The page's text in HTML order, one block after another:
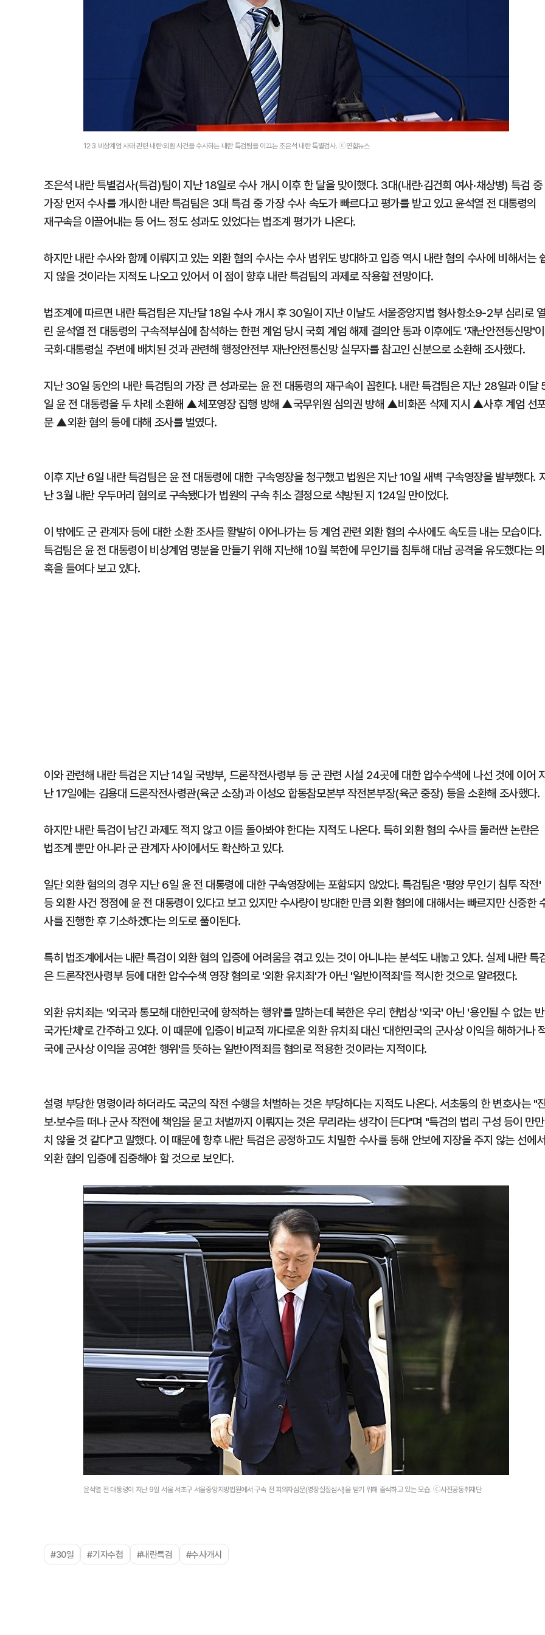
12·3 비상계엄 사태 관련 내란·외환 사건을 수사하는 내란 특검팀을 이끄는 조은석 내란 특별검사. ⓒ연합뉴스
조은석 내란 특별검사(특검)팀이 지난 18일로 수사 개시 이후 한 달을 맞이했다. 3대(내란·김건희 여사·채상병) 특검 중
가장 먼저 수사를 개시한 내란 특검팀은 3대 특검 중 가장 수사 속도가 빠르다고 평가를 받고 있고 윤석열 전 대통령의
재구속을 이끌어내는 등 어느 정도 성과도 있었다는 법조계 평가가 나온다.
하지만 내란 수사와 함께 이뤄지고 있는 외환 혐의 수사는 수사 범위도 방대하고 입증 역시 내란 혐의 수사에 비해서는
지 않을 것이라는 지적도 나오고 있어서 이 점이 향후 내란 특검팀의 과제로 작용할 전망이다.
법조계에 따르면 내란 특검팀은 지난달 18일 수사 개시 후 30일이 지난 이날도 서울중앙지법 형사항소9-2부 심리로
린 윤석열 전 대통령의 구속적부심에 참석하는 한편 계엄 당시 국회 계엄 해제 결의안 통과 이후에도 '재난안전통신망'이
국회·대통령실 주변에 배치된 것과 관련해 행정안전부 재난안전통신망 실무자를 참고인 신분으로 소환해 조사했다.
지난 30일 동안의 내란 특검팀의 가장 큰 성과로는 윤 전 대통령의 재구속이 꼽힌다. 내란 특검팀은 지난 28일과 이달
일 윤 전 대통령을 두 차례 소환해 ▲체포영장 집행 방해 ▲국무위원 심의권 방해 ▲비화폰 삭제 지시 ▲사후 계엄 선
문 ▲외환 혐의 등에 대해 조사를 벌였다.
이후 지난 6일 내란 특검팀은 윤 전 대통령에 대한 구속영장을 청구했고 법원은 지난 10일 새벽 구속영장을 발부했다.
난 3월 내란 우두머리 혐의로 구속됐다가 법원의 구속 취소 결정으로 석방된 지 124일 만이었다.
이 밖에도 군 관계자 등에 대한 소환 조사를 활발히 이어나가는 등 계엄 관련 외환 혐의 수사에도 속도를 내는 모습이다.
특검팀은 윤 전 대통령이 비상계엄 명분을 만들기 위해 지난해 10월 북한에 무인기를 침투해 대남 공격을 유도했다는 의
혹을 들여다 보고 있다.
이와 관련해 내란 특검은 지난 14일 국방부, 드론작전사령부 등 군 관련 시설 24곳에 대한 압수수색에 나선 것에 이어
난 17일에는 김용대 드론작전사령관(육군 소장)과 이성오 합동참모본부 작전본부장(육군 중장) 등을 소환해 조사했다.
하지만 내란 특검이 남긴 과제도 적지 않고 이를 돌아봐야 한다는 지적도 나온다. 특히 외환 혐의 수사를 둘러싼 논란은
법조계 뿐만 아니라 군 관계자 사이에서도 확산하고 있다.
일단 외환 혐의의 경우 지난 6일 윤 전 대통령에 대한 구속영장에는 포함되지 않았다. 특검팀은 '평양 무인기 침투 작전'
등 외환 사건 정점에 윤 전 대통령이 있다고 보고 있지만 수사량이 방대한 만큼 외환 혐의에 대해서는 빠르지만 신중한
사를 진행한 후 기소하겠다는 의도로 풀이된다.
특히 법조계에서는 내란 특검이 외환 혐의 입증에 어려움을 겪고 있는 것이 아니냐는 분석도 내놓고 있다. 실제 내란 특
은 드론작전사령부 등에 대한 압수수색 영장 혐의로 '외환 유치죄'가 아닌 '일반이적죄'를 적시한 것으로 알려졌다.
외환 유치죄는 '외국과 통모해 대한민국에 항적하는 행위'를 말하는데 북한은 우리 헌법상 '외국' 아닌 '용인될 수 없는 반
국가단체'로 간주하고 있다. 이 때문에 입증이 비교적 까다로운 외환 유치죄 대신 '대한민국의 군사상 이익을 해하거나
국에 군사상 이익을 공여한 행위'를 뜻하는 일반이적죄를 혐의로 적용한 것이라는 지적이다.
설령 부당한 명령이라 하더라도 국군의 작전 수행을 처벌하는 것은 부당하다는 지적도 나온다. 서초동의 한 변호사는 "
보·보수를 떠나 군사 작전에 책임을 묻고 처벌까지 이뤄지는 것은 무리라는 생각이 든다"며 "특검의 법리 구성 등이 만만
치 않을 것 같다"고 말했다. 이 때문에 향후 내란 특검은 공정하고도 치밀한 수사를 통해 안보에 지장을 주지 않는 선에
외환 혐의 입증에 집중해야 할 것으로 보인다.
윤석열 전 대통령이 지난 9일 서울 서초구 서울중앙지방법원에서 구속 전 피의자심문(영장실질심사)을 받기 위해 출석하고 있는 모습. ⓒ사진공동취재단
#30일 #기자수첩 #내란특검 #수사개시